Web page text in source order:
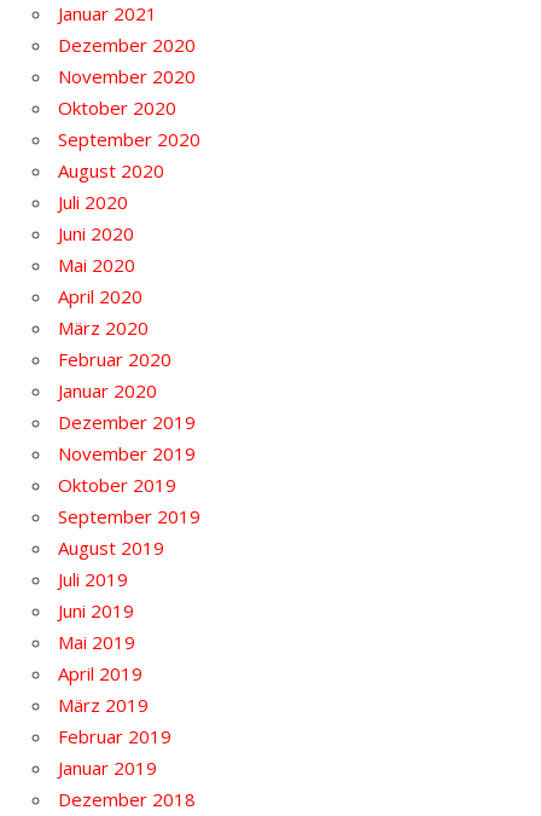
Januar 2021
Dezember 2020
November 2020
Oktober 2020
September 2020
August 2020
Juli 2020
Juni 2020
Mai 2020
April 2020
März 2020
Februar 2020
Januar 2020
Dezember 2019
November 2019
Oktober 2019
September 2019
August 2019
Juli 2019
Juni 2019
Mai 2019
April 2019
März 2019
Februar 2019
Januar 2019
Dezember 2018